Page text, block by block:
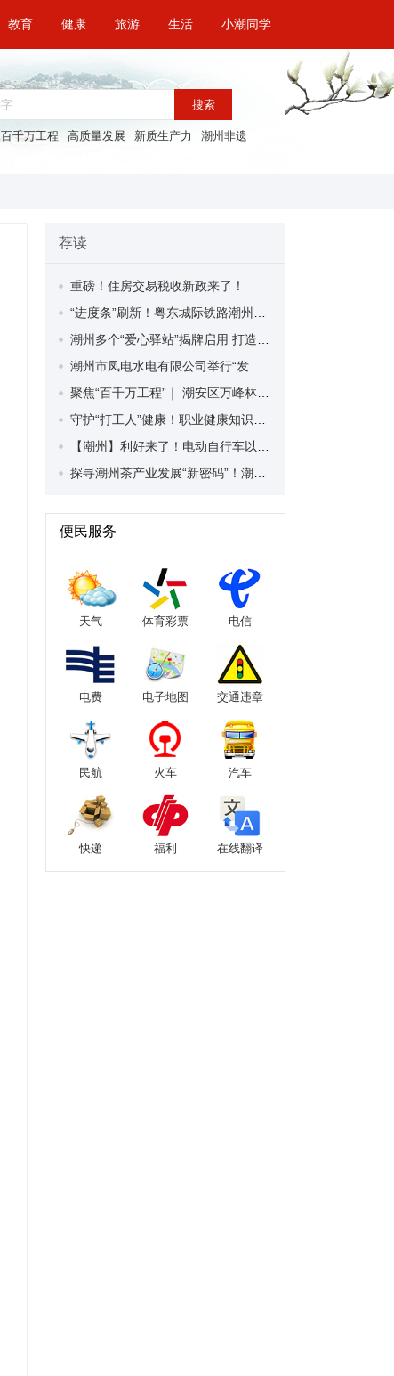
教育 健康 旅游 生活 小潮同学
搜索
百千万工程 高质量发展 新质生产力 潮州非遗
荐读
重磅！住房交易税收新政来了！
便民服务
天气 体育彩票 电信
电费 电子地图 交通违章
民航 火车 汽车
快递 福利 在线翻译